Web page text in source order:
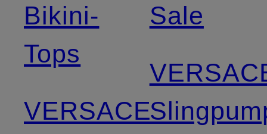
Bikini-
Tops
VERSACE
Sale